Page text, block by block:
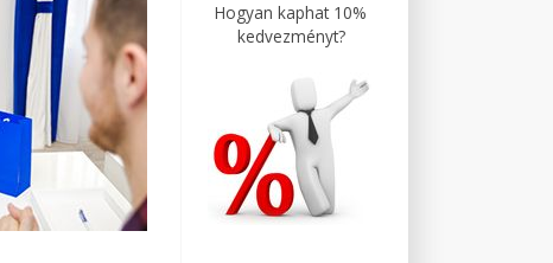
Hogyan kaphat 10%
kedvezményt?